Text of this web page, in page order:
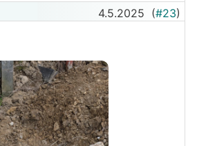
4.5.2025 (#23)